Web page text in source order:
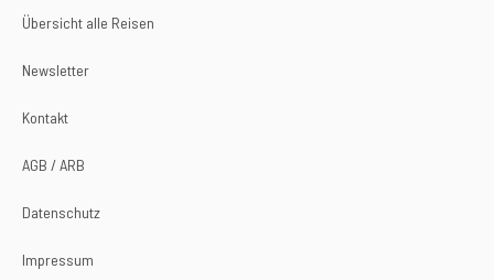
Übersicht alle Reisen
Newsletter
Kontakt
AGB / ARB
Datenschutz
Impressum